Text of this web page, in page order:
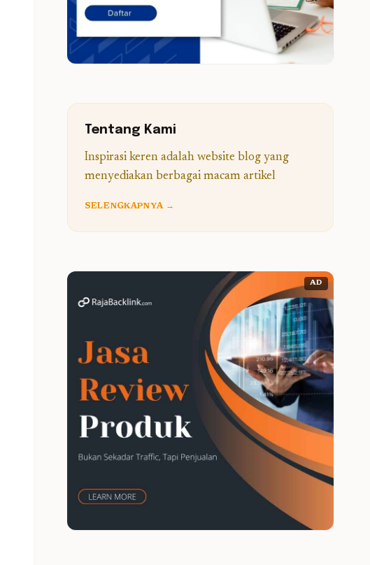
Tentang Kami
Inspirasi keren adalah website blog yang
menyediakan berbagai macam artikel
SELENGKAPNYA →
AD